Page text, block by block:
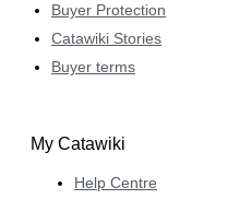
Buyer Protection
Catawiki Stories
Buyer terms
My Catawiki
Help Centre